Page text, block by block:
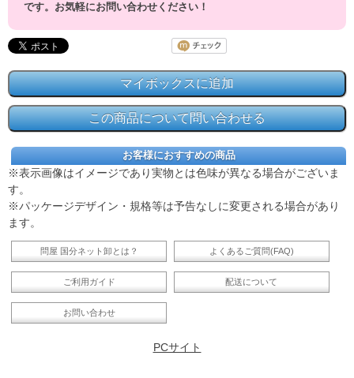
です。お気軽にお問い合わせください！
お客様におすすめの商品
※表示画像はイメージであり実物とは色味が異なる場合がございま
す。
※パッケージデザイン・規格等は予告なしに変更される場合があり
ます。
問屋 国分ネット卸とは？ よくあるご質問(FAQ)
ご利用ガイド 配送について
お問い合わせ
PCサイト